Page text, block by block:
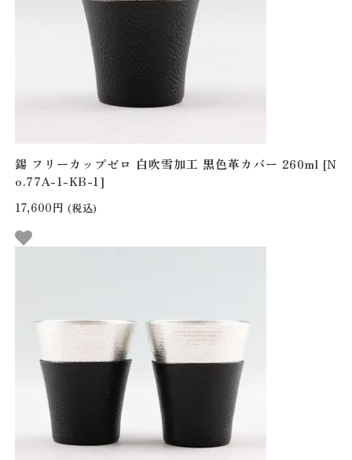
錫 フリーカップゼロ 白吹雪加工 黒色革カバー 260ml [N
o.77A-1-KB-1]
17,600円 (税込)